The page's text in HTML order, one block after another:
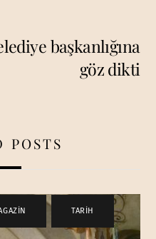
başkanlığına
göz dikti
POSTS
TARİH